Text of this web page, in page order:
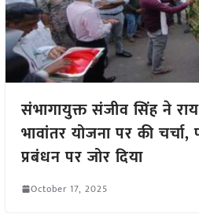
संभागायुक्त संजीव सिंह ने
भावांतर योजना पर की
प्रबंधन पर जोर दिया
October 17, 2025